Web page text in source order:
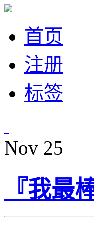
首页
注册
标签
Nov 25
『我最